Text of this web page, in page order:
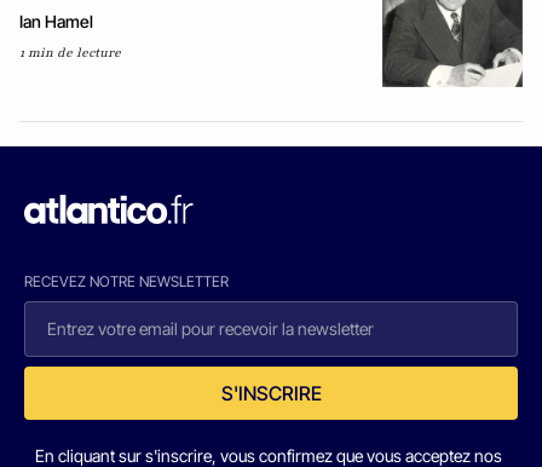
Ian Hamel
1 min de lecture
RECEVEZ NOTRE NEWSLETTER
S'INSCRIRE
En cliquant sur s'inscrire, vous confirmez que vous acceptez nos